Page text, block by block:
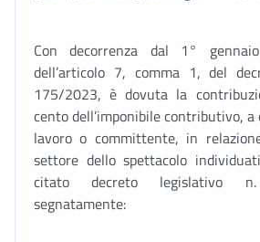
Con decorrenza dal 1°
dell’articolo 7, comma 1, del
175/2023, è dovuta la
cento dell’imponibile contributivo, a
lavoro o committente, in
settore dello spettacolo
citato decreto legislativo
segnatamente: